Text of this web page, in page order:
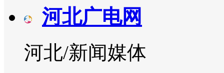
河北广电网
河北/新闻媒体